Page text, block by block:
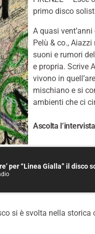
primo disco
A quasi
Pelù & co.,
suoni e rumori
e propria. Scrive
vivono in
mischiano e si
ambienti che ci
Ascolta
per “Linea Gialla” il disco
si è svolta nella